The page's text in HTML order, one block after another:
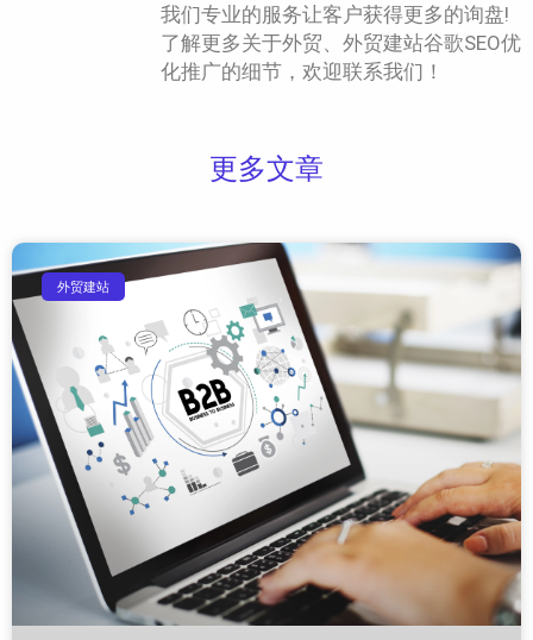
我们专业的服务让客户获得更多的询盘!
了解更多关于外贸、外贸建站谷歌SEO优
化推广的细节，欢迎联系我们！
更多文章
外贸建站